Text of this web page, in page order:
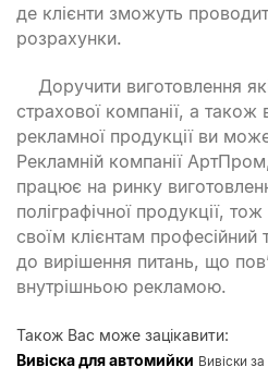
де клієнти зможуть
розрахунки.
Доручити виготовлення
страхової компанії, а також
рекламної продукції ви
Рекламній компанії
працює на ринку
поліграфічної продукції,
своїм клієнтам професійний
до вирішення питань, що
внутрішньою рекламою.
Також Вас може зацікавити:
Вивіска для автомийки Вивіски